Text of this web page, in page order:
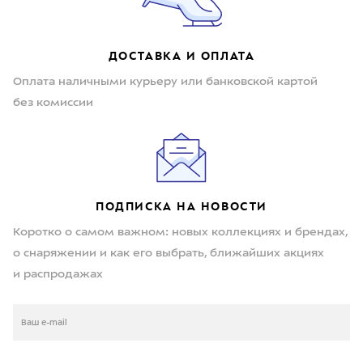
ДОСТАВКА И ОПЛАТА
Оплата наличными курьеру или банковской картой
без комиссии
ПОДПИСКА НА НОВОСТИ
Коротко о самом важном: новых коллекциях и брендах,
о снаряжении и как его выбрать, ближайших акциях
и распродажах